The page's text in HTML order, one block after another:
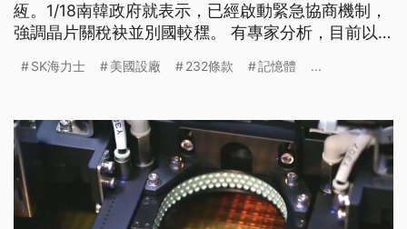
絚。1/18南韓政府就表示，已經啟動緊急協商機制，
強調晶片關稅袂並別國較䆀。 有專家分析，目前以
過，全球記憶體晶片，南韓三星加上SK海力士，市占
仝款的優待稅率？可能猶有變數。（新聞標題、導言
為台語文）
SK海力士 美國設廠 232條款 記憶體 ...